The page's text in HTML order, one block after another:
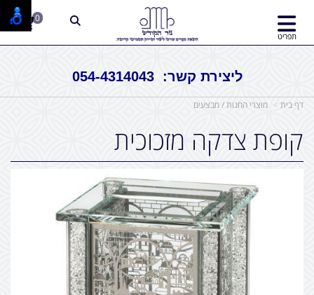
ליצירת קשר: 054-4314043
תפריט
0
דף בית מוצרי החנות / מבצעים
קופת צדקה מזכוכית